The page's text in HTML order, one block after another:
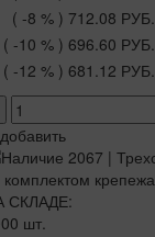
( -8 % ) 712.08 РУБ.
( -10 % ) 696.60 РУБ.
( -12 % ) 681.12 РУБ.
добавить
СКЛАДЕ:
шт.